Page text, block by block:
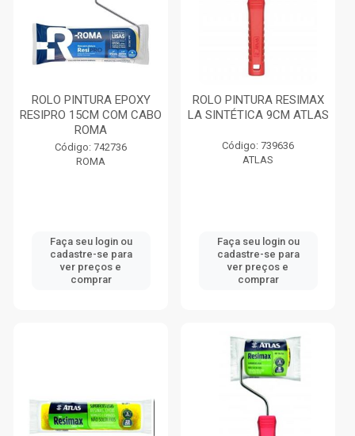
ROLO PINTURA EPOXY
RESIPRO 15CM COM CABO
ROMA
Código: 742736
ROMA
Faça seu login ou
cadastre-se para
ver preços e
comprar
ROLO PINTURA RESIMAX
LA SINTÉTICA 9CM ATLAS
Código: 739636
ATLAS
Faça seu login ou
cadastre-se para
ver preços e
comprar